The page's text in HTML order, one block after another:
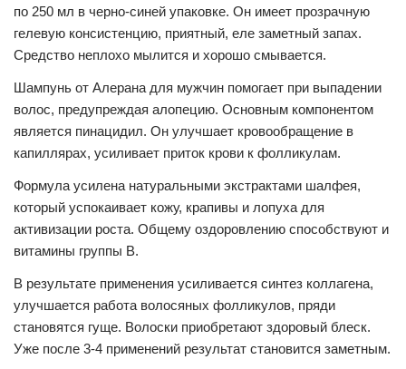
по 250 мл в черно-синей упаковке. Он имеет прозрачную
гелевую консистенцию, приятный, еле заметный запах.
Средство неплохо мылится и хорошо смывается.
Шампунь от Алерана для мужчин помогает при выпадении
волос, предупреждая алопецию. Основным компонентом
является пинацидил. Он улучшает кровообращение в
капиллярах, усиливает приток крови к фолликулам.
Формула усилена натуральными экстрактами шалфея,
который успокаивает кожу, крапивы и лопуха для
активизации роста. Общему оздоровлению способствуют и
витамины группы В.
В результате применения усиливается синтез коллагена,
улучшается работа волосяных фолликулов, пряди
становятся гуще. Волоски приобретают здоровый блеск.
Уже после 3-4 применений результат становится заметным.